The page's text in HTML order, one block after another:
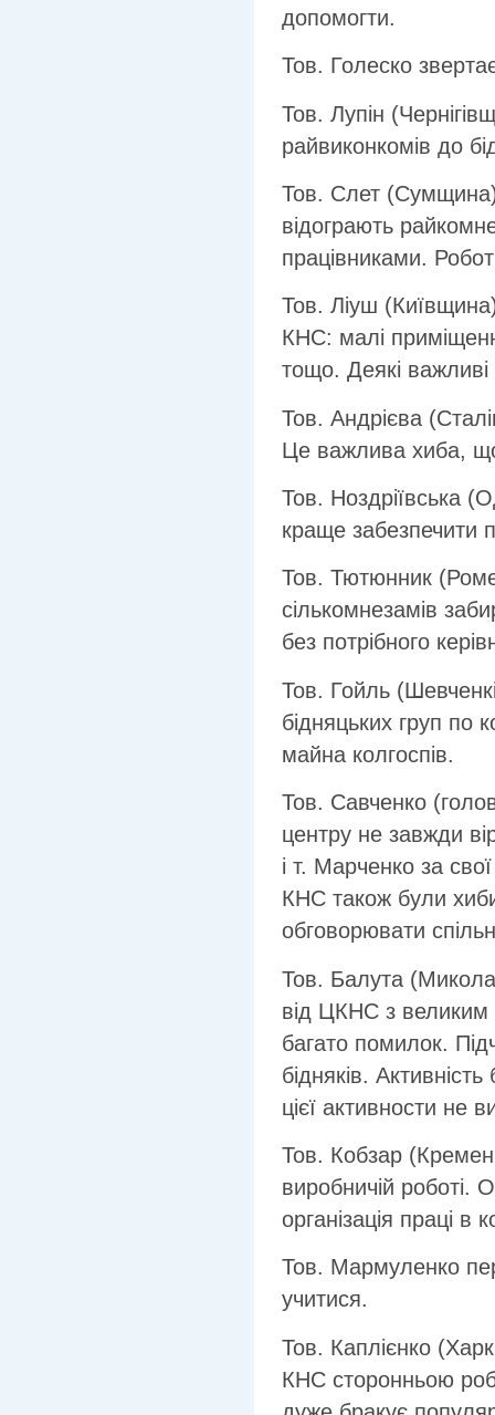
допомогти.
Тов. Голеско
Тов. Лупін
райвиконкомів до
Тов. Слет
відограють
працівниками.
Тов. Ліуш (Київщина)
КНС: малі
тощо. Деякі важливі
Тов. Андрієва
Це важлива хиба,
Тов. Ноздріївська
краще забезпечити
Тов. Тютюнник
сількомнезамів
без потрібного
Тов. Гойль
бідняцьких груп по
майна колгоспів.
Тов. Савченко
центру не завжди
і т. Марченко за
КНС також були
обговорювати
Тов. Балута
від ЦКНС з великим
багато помилок.
бідняків.
цієї активности не
Тов. Кобзар
виробничій роботі.
організація праці
Тов. Мармуленко
учитися.
Тов. Каплієнко
КНС сторонньою